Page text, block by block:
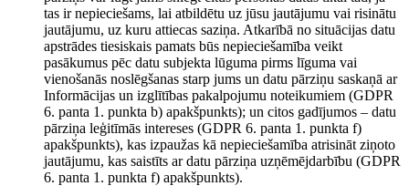
tas ir nepieciešams, lai atbildētu uz jūsu jautājumu vai risinātu
jautājumu, uz kuru attiecas saziņa. Atkarībā no situācijas datu
apstrādes tiesiskais pamats būs nepieciešamība veikt
pasākumus pēc datu subjekta lūguma pirms līguma vai
vienošanās noslēgšanas starp jums un datu pārziņu saskaņā ar
Informācijas un izglītības pakalpojumu noteikumiem (GDPR
6. panta 1. punkta b) apakšpunkts); un citos gadījumos – datu
pārziņa leģitīmās intereses (GDPR 6. panta 1. punkta f)
apakšpunkts), kas izpaužas kā nepieciešamība atrisināt ziņoto
jautājumu, kas saistīts ar datu pārziņa uzņēmējdarbību (GDPR
6. panta 1. punkta f) apakšpunkts).